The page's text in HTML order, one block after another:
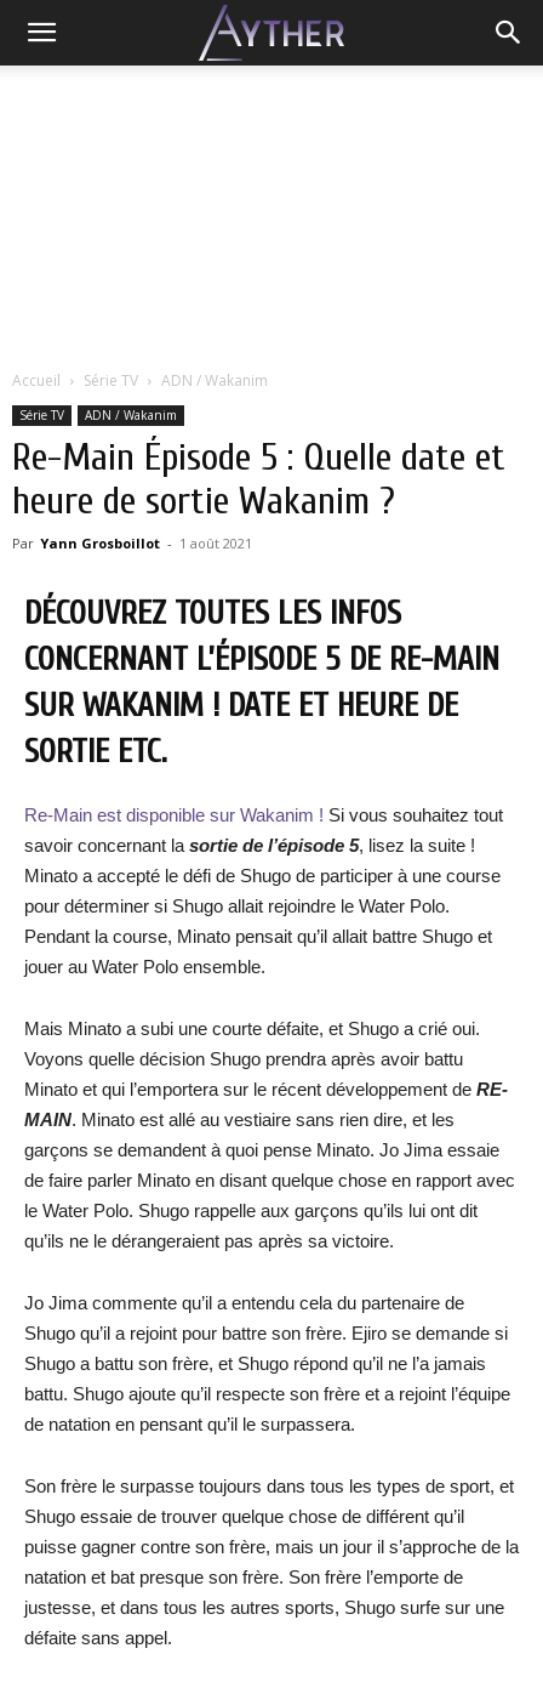
Accueil Série TV ADN / Wakanim
Série TV ADN / Wakanim
Re-Main Épisode 5 : Quelle date et
heure de sortie Wakanim ?
Par Yann Grosboillot - 1 août 2021
DÉCOUVREZ TOUTES LES INFOS
CONCERNANT L’ÉPISODE 5 DE RE-MAIN
SUR WAKANIM ! DATE ET HEURE DE
SORTIE ETC.
Re-Main est disponible sur Wakanim ! Si vous souhaitez tout
savoir concernant la sortie de l’épisode 5, lisez la suite !
Minato a accepté le défi de Shugo de participer à une course
pour déterminer si Shugo allait rejoindre le Water Polo.
Pendant la course, Minato pensait qu’il allait battre Shugo et
jouer au Water Polo ensemble.
Mais Minato a subi une courte défaite, et Shugo a crié oui.
Voyons quelle décision Shugo prendra après avoir battu
Minato et qui l’emportera sur le récent développement de RE-
MAIN. Minato est allé au vestiaire sans rien dire, et les
garçons se demandent à quoi pense Minato. Jo Jima essaie
de faire parler Minato en disant quelque chose en rapport avec
le Water Polo. Shugo rappelle aux garçons qu’ils lui ont dit
qu’ils ne le dérangeraient pas après sa victoire.
Jo Jima commente qu’il a entendu cela du partenaire de
Shugo qu’il a rejoint pour battre son frère. Ejiro se demande si
Shugo a battu son frère, et Shugo répond qu’il ne l’a jamais
battu. Shugo ajoute qu’il respecte son frère et a rejoint l’équipe
de natation en pensant qu’il le surpassera.
Son frère le surpasse toujours dans tous les types de sport, et
Shugo essaie de trouver quelque chose de différent qu’il
puisse gagner contre son frère, mais un jour il s’approche de la
natation et bat presque son frère. Son frère l’emporte de
justesse, et dans tous les autres sports, Shugo surfe sur une
défaite sans appel.